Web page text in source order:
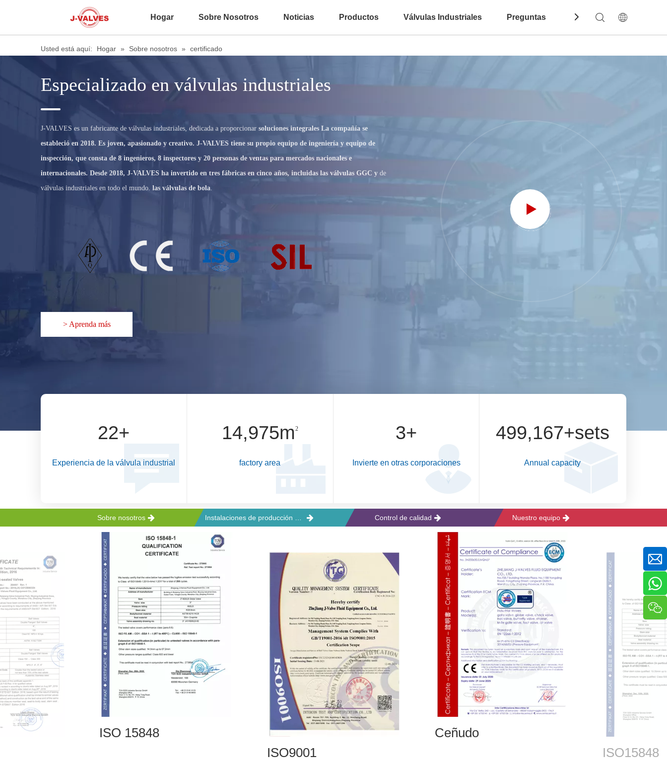
Hogar Sobre Nosotros Noticias Productos Válvulas Industriales Preguntas Frecuentes Contáctenos
Usted está aquí: Hogar » Sobre nosotros » certificado
Especializado enválvulas industriales
J-VALVES es un fabricante de válvulas industriales, dedicada a proporcionar soluciones integrales La compañía se
estableció en 2018. Es joven, apasionado y creativo. J-VALVES tiene su propio equipo de ingeniería y equipo de
inspección, que consta de 8 ingenieros, 8 inspectores y 20 personas de ventas para mercados nacionales e
internacionales. Desde 2018, J-VALVES ha invertido en tres fábricas en cinco años, incluidas las válvulas GGC y de
válvulas industriales en todo el mundo. las válvulas de bola
> Aprenda más
22+
Experiencia de la válvula industrial
15,000m2
factory area
3+
Invierte en otras corporaciones
500,000+sets
Annual capacity
Sobre nosotros Control de calidad Nuestro equipo
Ceñudo
API607